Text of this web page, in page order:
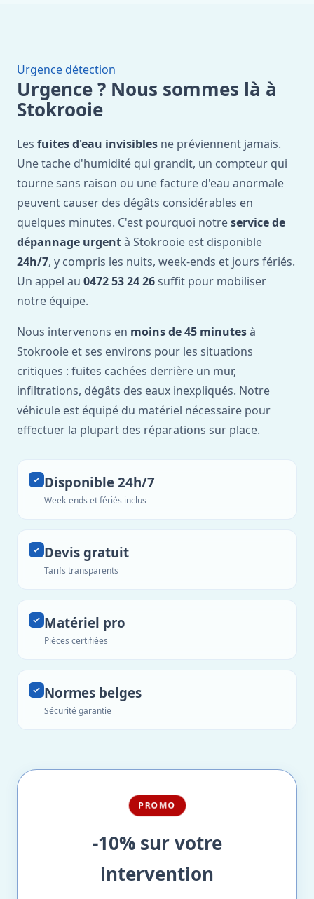
Urgence détection
Urgence ? Nous sommes là à
Stokrooie
Les fuites d'eau invisibles ne préviennent jamais.
Une tache d'humidité qui grandit, un compteur qui
tourne sans raison ou une facture d'eau anormale
peuvent causer des dégâts considérables en
quelques minutes. C'est pourquoi notreservice de
dépannage urgentà Stokrooie est disponible
24h/7, y compris les nuits, week-ends et jours fériés.
Un appel au 0472 53 24 26 suffit pour mobiliser
notre équipe.
Nous intervenons en moins de 45 minutesà
Stokrooie et ses environs pour les situations
critiques : fuites cachées derrière un mur,
infiltrations, dégâts des eaux inexpliqués. Notre
véhicule est équipé du matériel nécessaire pour
effectuer la plupart des réparations sur place.
Disponible 24h/7
Week-ends et fériés inclus
Devis gratuit
Tarifs transparents
Matériel pro
Pièces certifiées
Normes belges
Sécurité garantie
PROMO
-10% sur votre
intervention